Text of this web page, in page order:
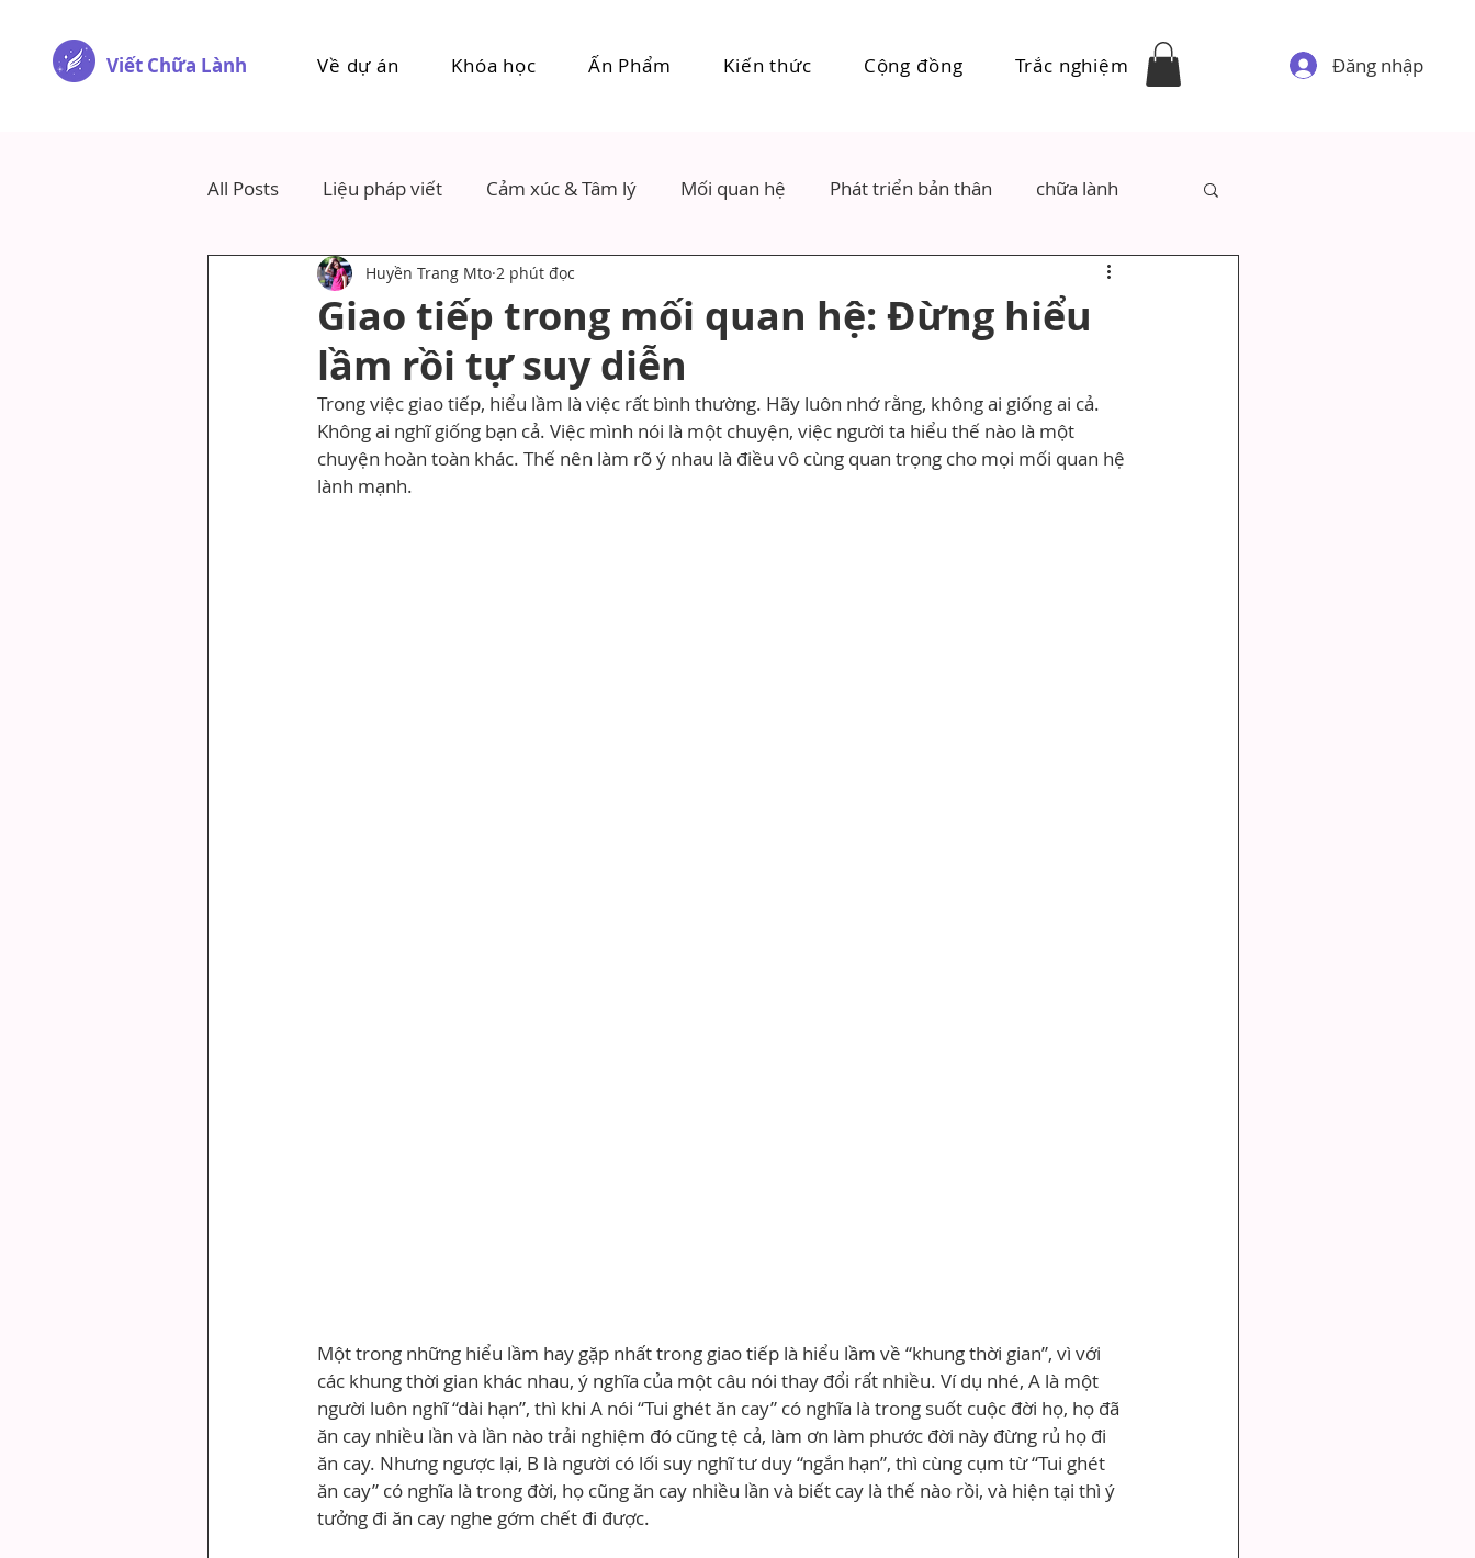
Viết Chữa Lành Về dự án Khóa học Ấn Phẩm Kiến thức Cộng đồng Trắc nghiệm Đăng nhập
All Posts Liệu pháp viết Cảm xúc & Tâm lý Mối quan hệ Phát triển bản thân chữa lành
Giao tiếp trong mối quan hệ: Đừng hiểu
lầm rồi tự suy diễn
Huyền Trang Mto 2 phút đọc
Trong việc giao tiếp, hiểu lầm là việc rất bình thường. Hãy luôn nhớ rằng, không ai giống ai cả.
Không ai nghĩ giống bạn cả. Việc mình nói là một chuyện, việc người ta hiểu thế nào là một
chuyện hoàn toàn khác. Thế nên làm rõ ý nhau là điều vô cùng quan trọng cho mọi mối quan hệ
lành mạnh.
Một trong những hiểu lầm hay gặp nhất trong giao tiếp là hiểu lầm về “khung thời gian”, vì với
các khung thời gian khác nhau, ý nghĩa của một câu nói thay đổi rất nhiều. Ví dụ nhé, A là một
người luôn nghĩ “dài hạn”, thì khi A nói “Tui ghét ăn cay” có nghĩa là trong suốt cuộc đời họ, họ đã
ăn cay nhiều lần và lần nào trải nghiệm đó cũng tệ cả, làm ơn làm phước đời này đừng rủ họ đi
ăn cay. Nhưng ngược lại, B là người có lối suy nghĩ tư duy “ngắn hạn”, thì cùng cụm từ “Tui ghét
ăn cay” có nghĩa là trong đời, họ cũng ăn cay nhiều lần và biết cay là thế nào rồi, và hiện tại thì ý
tưởng đi ăn cay nghe gớm chết đi được.